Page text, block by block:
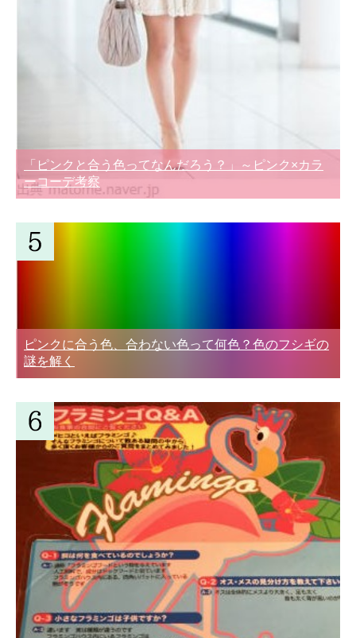
「ピンクと合う色ってなんだろう？」～ピンク×カラ
ーコーデ考察
ピンクに合う色、合わない色って何色？色のフシギの
謎を解く